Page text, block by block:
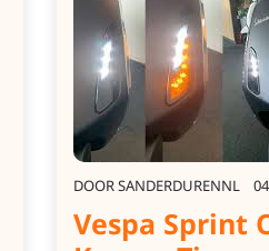
DOORSANDERDURENNL
Vespa Sprint